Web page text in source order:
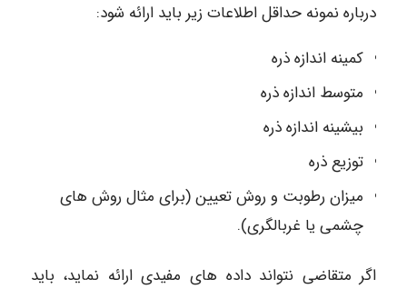
درباره نمونه حداقل اطلاعات زیر باید ارائه شود:
کمینه اندازه ذره
متوسط اندازه ذره
بیشینه اندازه ذره
توزیع ذره
میزان رطوبت و روش تعیین (برای مثال روش های
چشمی یا غربالگری).
اگر متقاضی نتواند داده های مفیدی ارائه نماید، باید